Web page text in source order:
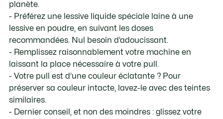
planète.
- Préférez une lessive liquide spéciale laine à une
lessive en poudre, en suivant les doses
recommandées. Nul besoin d’adoucissant.
- Remplissez raisonnablement votre machine en
laissant la place nécessaire à votre pull.
- Votre pull est d’une couleur éclatante ? Pour
préserver sa couleur intacte, lavez-le avec des teintes
similaires.
- Dernier conseil, et non des moindres : glissez votre